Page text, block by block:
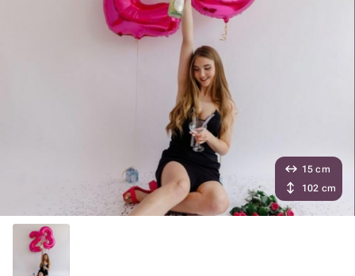
15 cm
102 cm